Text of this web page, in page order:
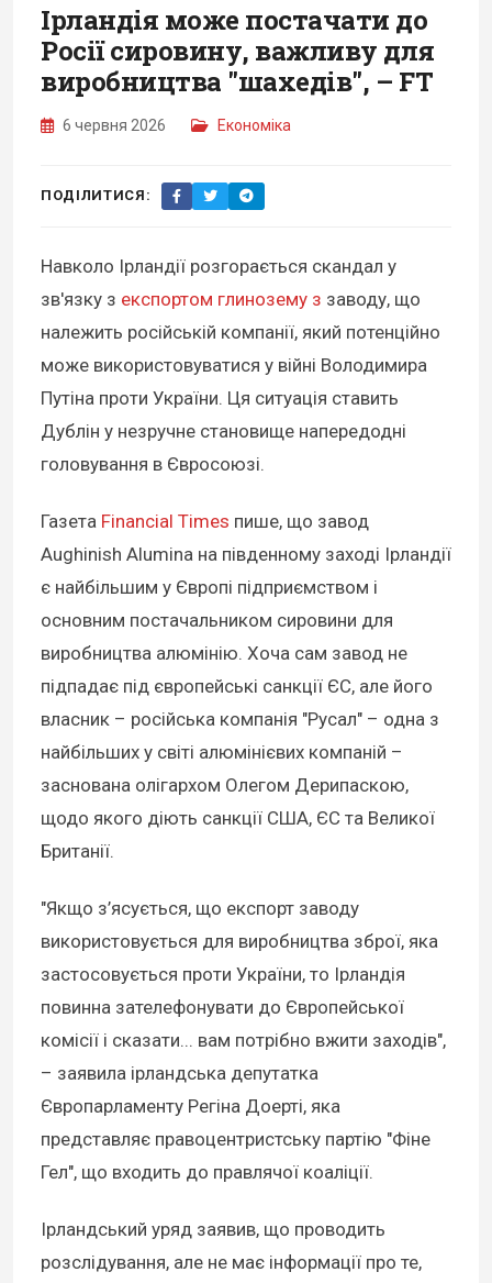
Ірландія може постачати до
Росії сировину, важливу для
виробництва "шахедів", – FT
6 червня 2026 Економіка
ПОДІЛИТИСЯ:
Навколо Ірландії розгорається скандал у
зв'язку з експортом глинозему з заводу, що
належить російській компанії, який потенційно
може використовуватися у війні Володимира
Путіна проти України. Ця ситуація ставить
Дублін у незручне становище напередодні
головування в Євросоюзі.
Газета Financial Times пише, що завод
Aughinish Alumina на південному заході Ірландії
є найбільшим у Європі підприємством і
основним постачальником сировини для
виробництва алюмінію. Хоча сам завод не
підпадає під європейські санкції ЄС, але його
власник – російська компанія "Русал" – одна з
найбільших у світі алюмінієвих компаній –
заснована олігархом Олегом Дерипаскою,
щодо якого діють санкції США, ЄС та Великої
Британії.
"Якщо з’ясується, що експорт заводу
використовується для виробництва зброї, яка
застосовується проти України, то Ірландія
повинна зателефонувати до Європейської
комісії і сказати... вам потрібно вжити заходів",
– заявила ірландська депутатка
Європарламенту Регіна Доерті, яка
представляє правоцентристську партію "Фіне
Гел", що входить до правлячої коаліції.
Ірландський уряд заявив, що проводить
розслідування, але не має інформації про те,